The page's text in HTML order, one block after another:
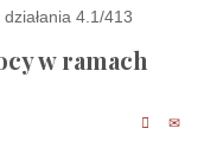
4.1/413
w ramach